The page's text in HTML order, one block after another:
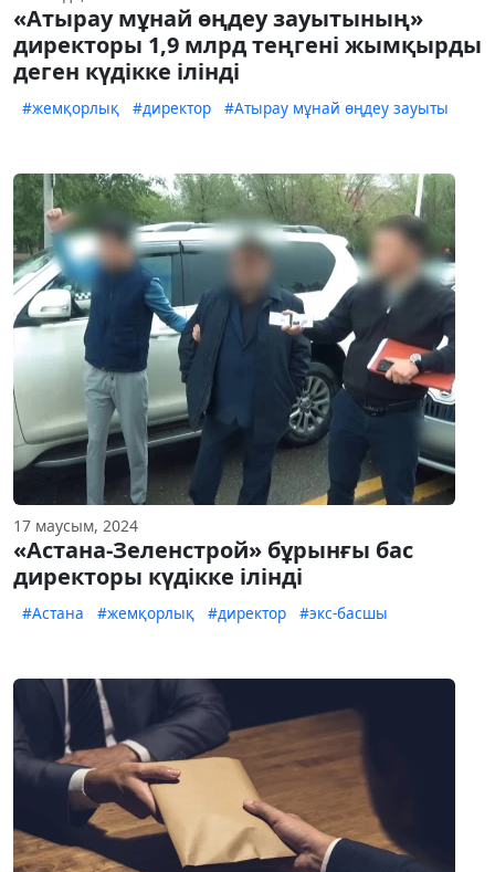
«Атырау мұнай өңдеу зауытының»
директоры 1,9 млрд теңгені жымқырды
деген күдікке ілінді
#жемқорлық #директор #Атырау мұнай өңдеу зауыты
17 маусым, 2024
«Астана-Зеленстрой» бұрынғы бас
директоры күдікке ілінді
#Астана #жемқорлық #директор #экс-басшы